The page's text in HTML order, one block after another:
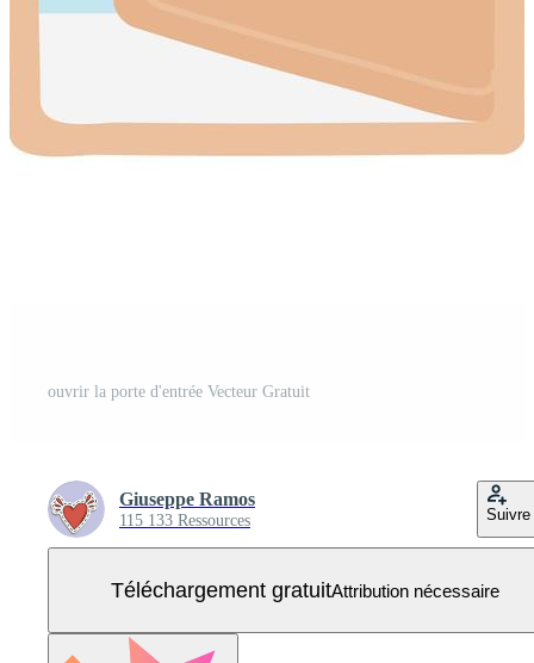
ouvrir la porte d'entrée Vecteur Gratuit
Giuseppe Ramos
115 133 Ressources Suivre
Téléchargement gratuitAttribution nécessaire